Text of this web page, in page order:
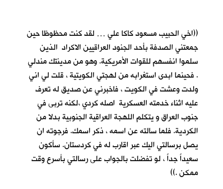
((اخي الحبيب مسعود كاكا علي … لقد كنت محظوظا حين
جمعتني الصدفة بأحد الجنود العراقيين الاكراد الذين
سلموا انفسهم للقوات الأمريكية. وهو من مدينتك مندلي
. فحينما ابدى استغرابه من لهجتي الكويتية ، قلت لي اني
ولدت وعشت في الكويت ، فاخبرني عن صديق له تعرف
عليه اثناء خدمته العسكرية اصله كردي ،لكنه تربى في
جنوب العراق و يتكلم اللهجة العراقية الجنوبية بدلا من
الكردية. فلما سالته عن اسمه ، ذكر اسمك. فرجوته ان
يصل برسالتي اليك عبر اقارب له في كردستان. سأكون
سعيداً جداً ، لو تفضلت بالجواب على رسالتي بأسرع وقت
ممكن .))